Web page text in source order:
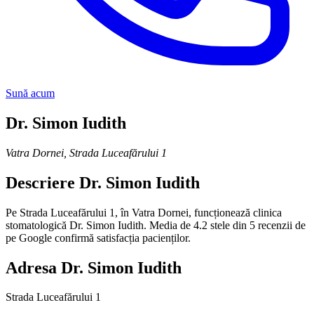
Sună acum
Dr. Simon Iudith
Vatra Dornei Strada Luceafărului 1
Descriere Dr. Simon Iudith
Pe Strada Luceafărului 1, în Vatra Dornei, funcționează clinica
stomatologică Dr. Simon Iudith. Media de 4.2 stele din 5 recenzii de
pe Google confirmă satisfacția pacienților.
Adresa Dr. Simon Iudith
Strada Luceafărului 1